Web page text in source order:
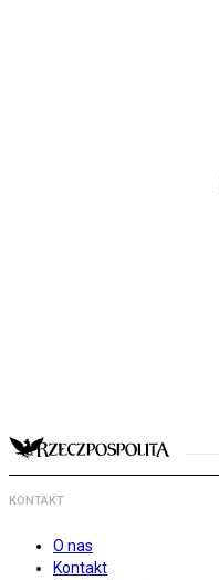
KONTAKT
O nas
Kontakt